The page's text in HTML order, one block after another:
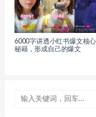
6000字讲透小红书爆文核心
秘籍，形成自己的爆文